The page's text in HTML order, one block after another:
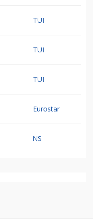
TUI
TUI
TUI
Eurostar
NS